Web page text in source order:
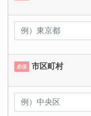
必須 市区町村